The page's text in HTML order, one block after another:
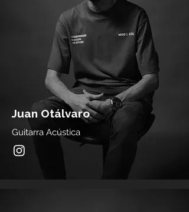
Juan Otálvaro
Guitarra Acústica